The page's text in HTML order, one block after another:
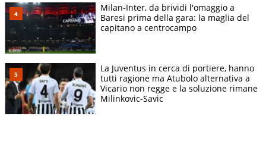
Milan-Inter, da brividi l'omaggio a
Baresi prima della gara: la maglia del
capitano a centrocampo
La Juventus in cerca di portiere, hanno
tutti ragione ma Atubolo alternativa a
Vicario non regge e la soluzione rimane
Milinkovic-Savic